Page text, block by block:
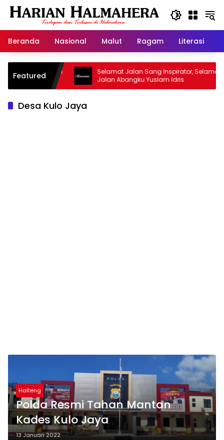
Langsung
Beranda
Nasional Malut Ragam Literasi
Featured
Warisan
Selamat Jalan Sang Inspirator, Selamat
Jalan Abangku Yuslam Idris
Desa Kulo Jaya
Halteng
Polda Resmi Tahan Mantan
Kades Kulo Jaya
13 Januari 2022